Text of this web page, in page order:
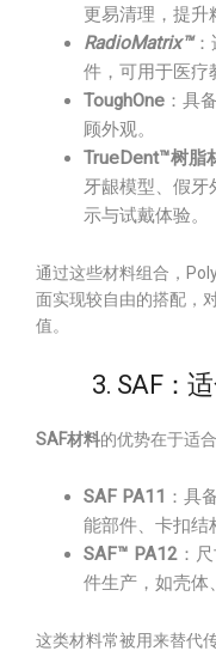
更易清理，提升
RadioMatrix™：
件，可用于医疗
ToughOne ：具
顾外观。
TrueDent™树脂
牙龈模型、假牙
示与试戴体验。
通过这些材料组合，
面实现较自由的搭配，
值。
3. SAF：
SAF材料的优势在于适合
SAF PA11 ：具
能部件、卡扣结
SAF™ PA12 ：
件生产，如壳体
这类材料常被用来替代